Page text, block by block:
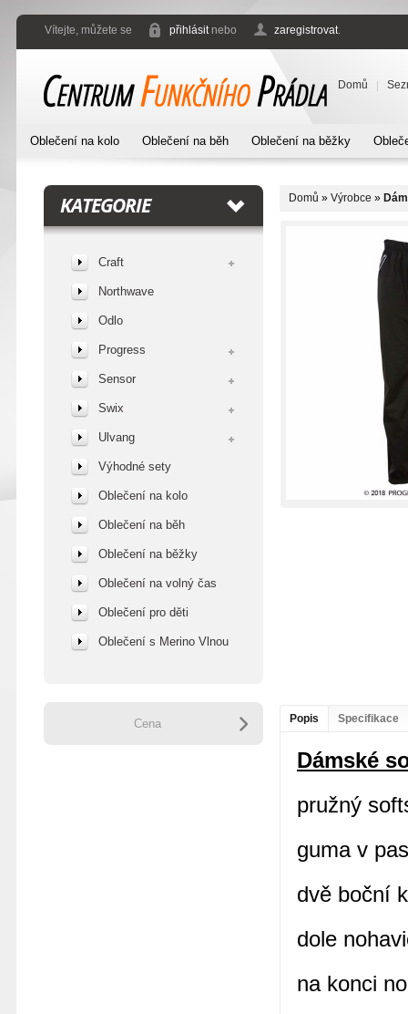
Vítejte, můžete se přihlásitnebo zaregistrovat.
Domů
Oblečení na kolo Oblečení na běh Oblečení na běžky
KATEGORIE
Craft
Northwave
Odlo
Progress
Sensor
Swix
Ulvang
Výhodné sety
Oblečení na kolo
Oblečení na běh
Oblečení na běžky
Oblečení na volný čas
Oblečení pro děti
Oblečení s Merino Vlnou
Cena
Domů » Výrobce »
Popis Specifikace
Dámské
pružný
guma v
dvě boční
dole
na konci